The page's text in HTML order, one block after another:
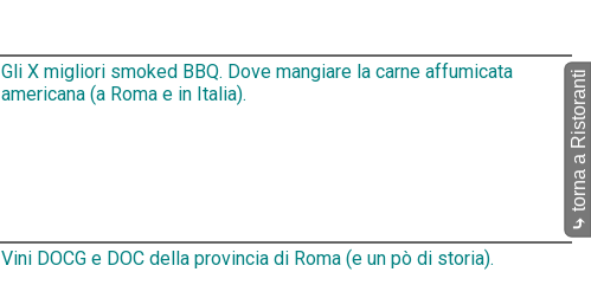
Gli X migliori smoked BBQ. Dove mangiare la carne affumicata
americana (a Roma e in Italia).
Vini DOCG e DOC della provincia di Roma (e un pò di storia).
⤷
torna a Ristoranti